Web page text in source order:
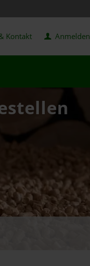
Kontakt Anmelden